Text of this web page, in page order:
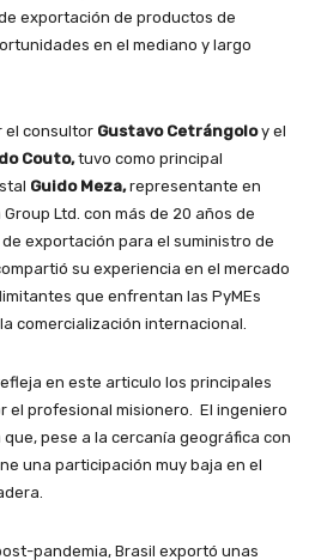
exportación de productos de
en el mediano y largo
el consultor Gustavo Cetrángoloy el
Couto,tuvo como principal
Guido Meza,representante en
Ltd. con más de 20 años de
exportación para el suministro de
su experiencia en el mercado
que enfrentan las PyMEs
comercialización internacional.
en este articulo los principales
el profesional misionero. El ingeniero
pese a la cercanía geográfica con
una participación muy baja en el
pandemia, Brasil exportó unas